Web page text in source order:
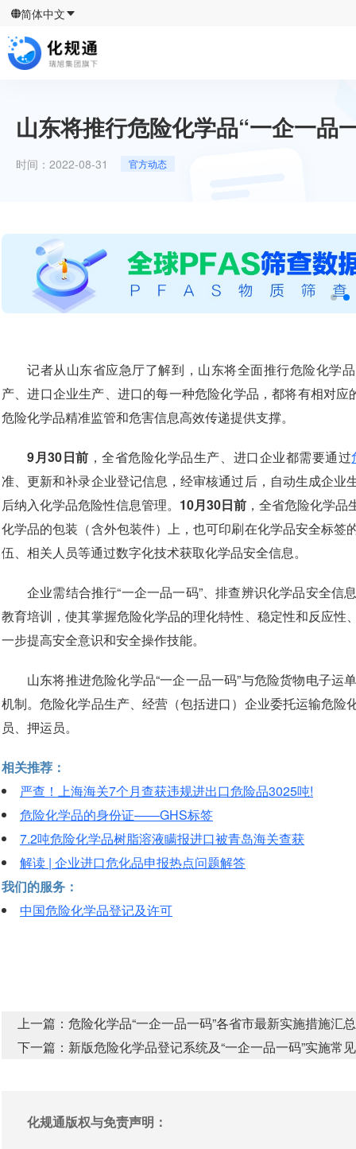
简体中文
山东将推行危险化学品“一企一品
时间： 2022-08-31 官方动态
记者从山东省应急厅了解到，山东将全面推行危险化学
产、进口企业生产、进口的每一种危险化学品，都将有相对
危险化学品精准监管和危害信息高效传递提供支撑。
9月30日前 ，全省危险化学品生产、进口企业都需要通过
准、更新和补录企业登记信息，经审核通过后，自动生成企
后纳入化学品危险性信息管理。 10月30日前 ，全省危险化学
化学品的包装（含外包装件）上，也可印刷在化学品安全标
伍、相关人员等通过数字化技术获取化学品安全信息。
企业需结合推行“一企一品一码”、排查辨识化学品安全
教育培训，使其掌握危险化学品的理化特性、稳定性和反应
一步提高安全意识和安全操作技能。
山东将推进危险化学品“一企一品一码”与危险货物电子
机制。危险化学品生产、经营（包括进口）企业委托运输危
员、押运员。
相关推荐：
严查！上海海关7个月查获违规进出口危险品3025吨!
危险化学品的身份证——GHS标签
7.2吨危险化学品树脂溶液瞒报进口被青岛海关查获
解读 | 企业进口危化品申报热点问题解答
我们的服务：
中国危险化学品登记及许可
上一篇： 危险化学品“一企一品一码”各省市最新实施措施汇总
下一篇： 新版危险化学品登记系统及“一企一品一码”实施常
化规通版权与免责声明：